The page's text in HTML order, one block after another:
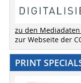
zu den Mediadaten
zur Webseite der
PRINT